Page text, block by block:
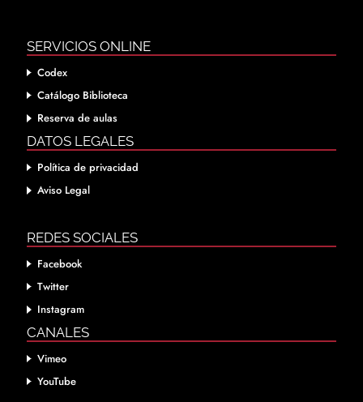
SERVICIOS ONLINE
Codex
Catálogo Biblioteca
Reserva de aulas
DATOS LEGALES
Política de privacidad
Aviso Legal
REDES SOCIALES
Facebook
Twitter
Instagram
CANALES
Vimeo
YouTube